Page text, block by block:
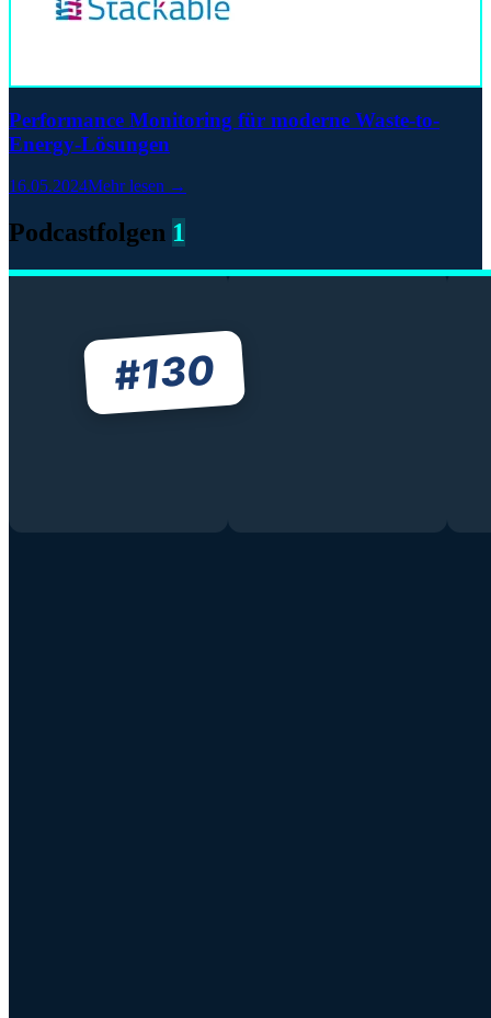
Performance Monitoring für moderne Waste-to-
Energy-Lösungen
16.05.2024Mehr lesen →
Podcastfolgen 1
#130